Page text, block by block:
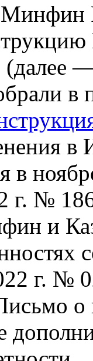
(далее
в
г. №
и
г. №
о